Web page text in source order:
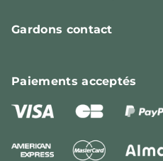
Gardons contact
Paiementsacceptés